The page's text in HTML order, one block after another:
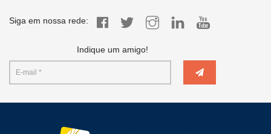
Siga em nossa rede:
Indique um amigo!